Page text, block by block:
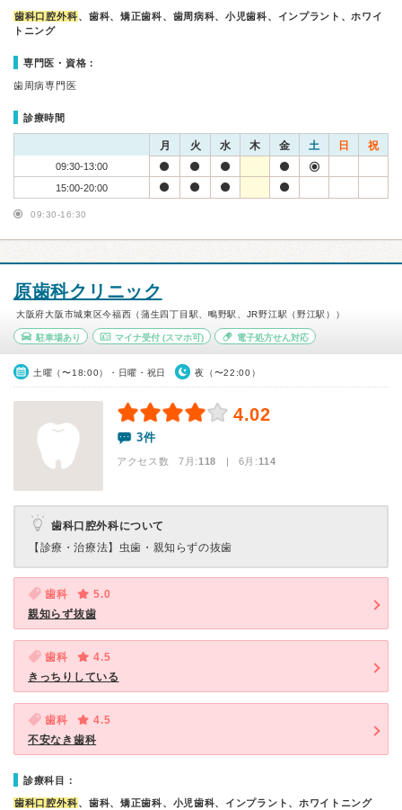
歯科口腔外科、歯科、矯正歯科、歯周病科、小児歯科、インプラント、ホワイ
トニング
専門医・資格：
歯周病専門医
診療時間
月 火 水 木 金 土 日 祝
09:30-13:00
15:00-20:00
09:30-16:30
原歯科クリニック
大阪府大阪市城東区今福西（蒲生四丁目駅、鴫野駅、JR野江駅（野江駅））
駐車場あり マイナ受付(スマホ可) 電子処方せん対応
土曜（〜18:00）・日曜・祝日 夜（〜22:00）
4.02
3件
アクセス数 7月:118 | 6月:114
歯科口腔外科について
【診療・治療法】 虫歯・親知らずの抜歯
歯科
5.0
親知らず抜歯
歯科
4.5
きっちりしている
歯科
4.5
不安なき歯科
診療科目：
歯科口腔外科、歯科、矯正歯科、小児歯科、インプラント、ホワイトニング